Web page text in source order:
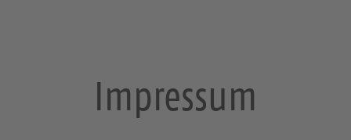
Impressum